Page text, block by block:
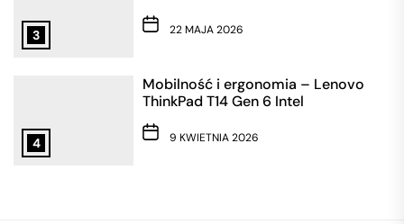
3 22 MAJA 2026
4
Mobilność i ergonomia – Lenovo
ThinkPad T14 Gen 6 Intel
9 KWIETNIA 2026